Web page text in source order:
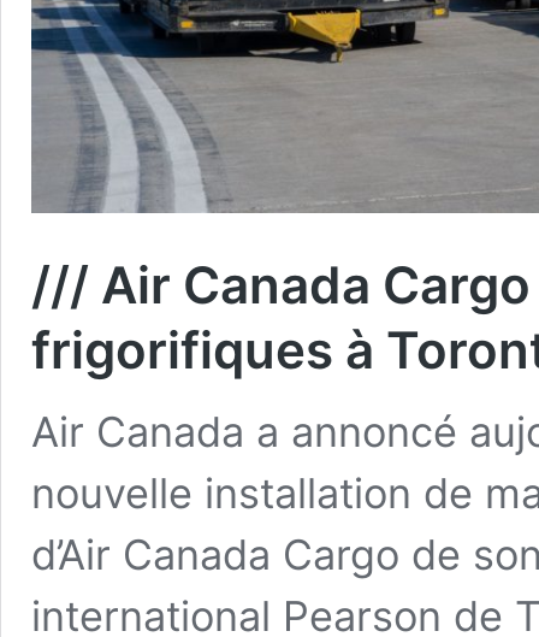
/// Air Canada
frigorifiques à
Air Canada a annoncé
nouvelle installation de
d’Air Canada Cargo de
international Pearson de